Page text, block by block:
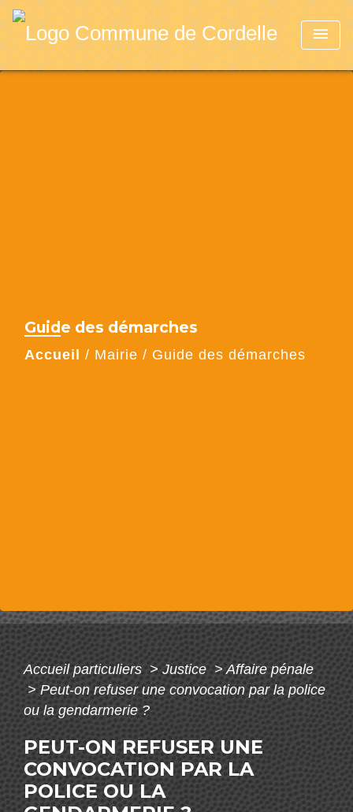
menu
Guide des démarches
Accueil / Mairie / Guide des démarches
Accueil particuliers> Justice> Affaire pénale
> Peut-on refuser une convocation par la police
ou la gendarmerie ?
PEUT-ON REFUSER UNE
CONVOCATION PAR LA
POLICE OU LA